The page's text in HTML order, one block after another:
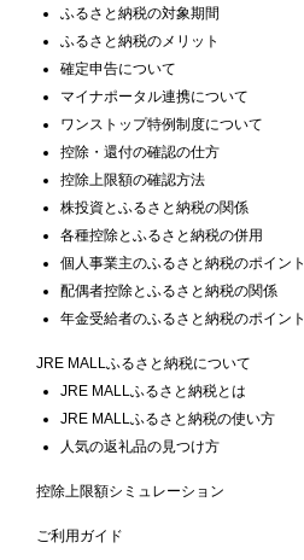
ふるさと納税の対象期間
ふるさと納税のメリット
確定申告について
マイナポータル連携について
ワンストップ特例制度について
控除・還付の確認の仕方
控除上限額の確認方法
株投資とふるさと納税の関係
各種控除とふるさと納税の併用
個人事業主のふるさと納税のポイント
配偶者控除とふるさと納税の関係
年金受給者のふるさと納税のポイント
JRE MALLふるさと納税について
JRE MALLふるさと納税とは
JRE MALLふるさと納税の使い方
人気の返礼品の見つけ方
控除上限額シミュレーション
ご利用ガイド